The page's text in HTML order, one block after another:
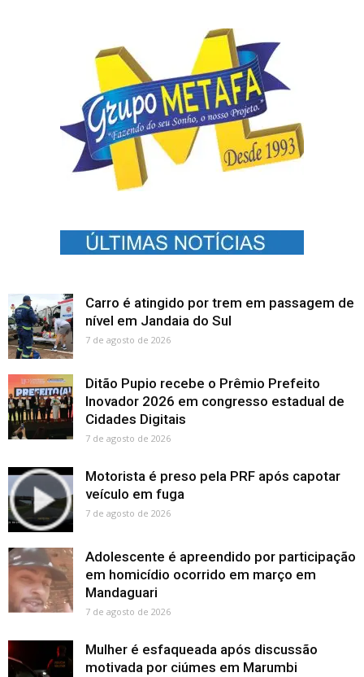
Carro é atingido por trem em passagem de
nível em Jandaia do Sul
7 de agosto de 2026
Ditão Pupio recebe o Prêmio Prefeito
Inovador 2026 em congresso estadual de
Cidades Digitais
7 de agosto de 2026
Motorista é preso pela PRF após capotar
veículo em fuga
7 de agosto de 2026
Adolescente é apreendido por participação
em homicídio ocorrido em março em
Mandaguari
7 de agosto de 2026
Mulher é esfaqueada após discussão
motivada por ciúmes em Marumbi